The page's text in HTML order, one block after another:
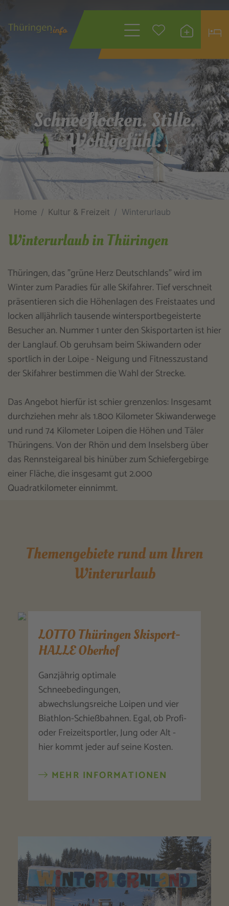
Wonach suchen
Schneeflocken. Stille.
Wohlgefühl.
Home Kultur & Freizeit Winterurlaub
Winterurlaub in Thüringen
Thüringen, das "grüne Herz Deutschlands" wird im
Winter zum Paradies für alle Skifahrer. Tief verschneit
präsentieren sich die Höhenlagen des Freistaates und
locken alljährlich tausende wintersportbegeisterte
Besucher an. Nummer 1 unter den Skisportarten ist hier
der Langlauf. Ob geruhsam beim Skiwandern oder
sportlich in der Loipe - Neigung und Fitnesszustand
der Skifahrer bestimmen die Wahl der Strecke.
Das Angebot hierfür ist schier grenzenlos: Insgesamt
durchziehen mehr als 1.800 Kilometer Skiwanderwege
und rund 74 Kilometer Loipen die Höhen und Täler
Thüringens. Von der Rhön und dem Inselsberg über
das Rennsteigareal bis hinüber zum Schiefergebirge
einer Fläche, die insgesamt gut 2.000
Quadratkilometer einnimmt.
Themengebiete rund um Ihren
Winterurlaub
LOTTO Thüringen Skisport-
HALLE Oberhof
Ganzjährig optimale
Schneebedingungen,
abwechslungsreiche Loipen und vier
Biathlon-Schießbahnen. Egal, ob Profi-
oder Freizeitsportler, Jung oder Alt -
hier kommt jeder auf seine Kosten.
MEHR INFORMATIONEN